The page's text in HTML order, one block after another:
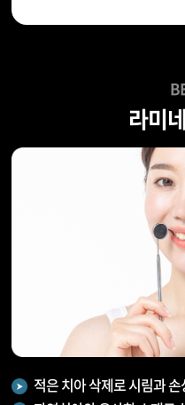
라미
적은 치아 삭제로 시림과